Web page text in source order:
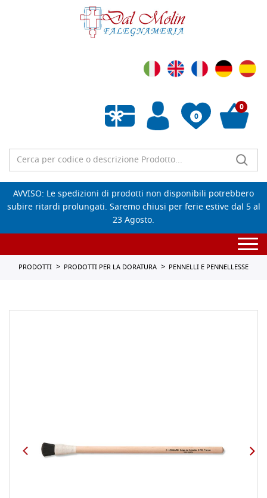
0
Wishlist vuota
0
AVVISO: Le spedizioni di prodotti non disponibili potrebbero
subire ritardi prolungati. Saremo chiusi per ferie estive dal 5 al
23 Agosto.
PRODOTTI PRODOTTI PER LA DORATURA PENNELLI E PENNELLESSE